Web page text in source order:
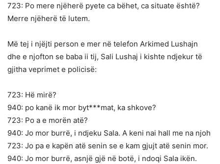
723: Po mere njëherë pyete ca bëhet, ca situate është?
Merre njëherë të lutem.
Më tej i njëjti person e mer në telefon Arkimed Lushajn
dhe e njofton se baba ii tij, Sali Lushaj i kishte ndjekur të
gjitha veprimet e policisë:
723: Hë mirë?
940: po kanë ik mor byt***mat, ka shkove?
723: Po a e morën atë?
940: Jo mor burrë, i ndjeku Sala. A keni nai hall me na njoh
723: Jo pa e kapën atë senin se e kam gjujt atë senin mor.
940: Jo mor burrë, asnjë gjë në botë, i ndoqi Sala ikën.